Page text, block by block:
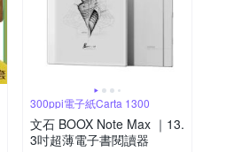
300ppi電子紙Carta 1300
文石 BOOX Note Max ｜13.
3吋超薄電子書閱讀器